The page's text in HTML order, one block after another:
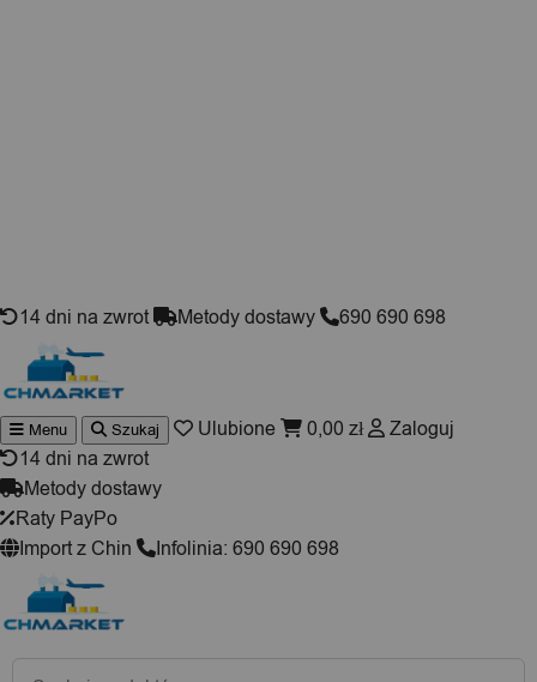
14 dni na zwrot Metody dostawy 690 690 698
Wyszukiwarka
produktów
Menu Szukaj Ulubione 0,00 zł
Zaloguj
14 dni na zwrot
Metody dostawy
Raty PayPo
Import z Chin
Infolinia: 690 690 698
Wyszukiwarka